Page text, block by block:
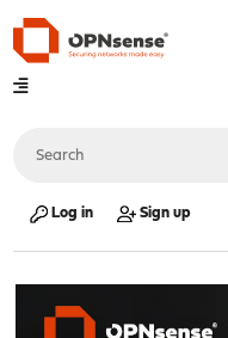
Log in Sign up